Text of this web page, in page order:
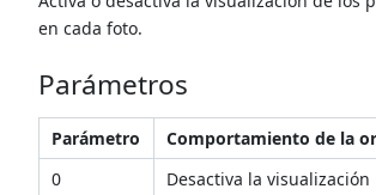
en cada foto.
Parámetros
Parámetro
Comportamiento de la
0
Desactiva la visualización